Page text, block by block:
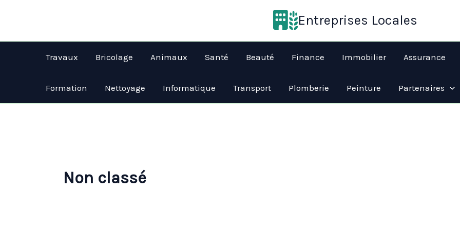
Entreprises Locales
Travaux Bricolage Animaux Santé Beauté Finance Immobilier Assurance
Formation Nettoyage Informatique Transport Plomberie Peinture Partenaires
Non classé